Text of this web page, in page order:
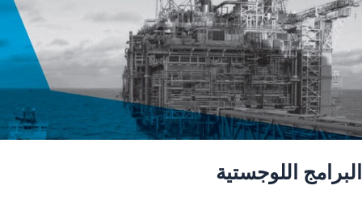
البرامج اللوجستية